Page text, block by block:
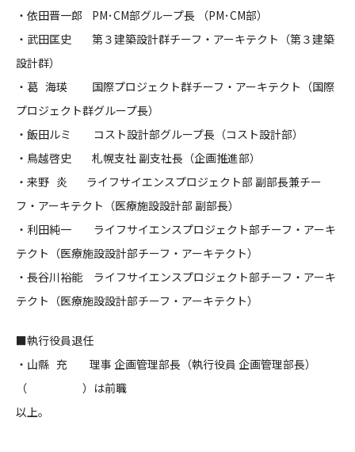
・依田晋一郎 PM･CM部グループ長 （PM･CM部）
・武田匡史 第３建築設計群チーフ・アーキテクト（第３建築
設計群）
・葛 海瑛 国際プロジェクト群チーフ・アーキテクト（国際
プロジェクト群グループ長）
・飯田ルミ コスト設計部グループ長（コスト設計部）
・鳥越啓史 札幌支社 副支社長（企画推進部）
・来野 炎 ライフサイエンスプロジェクト部 副部長兼チー
フ・アーキテクト（医療施設設計部 副部長）
・利田純一 ライフサイエンスプロジェクト部チーフ・アーキ
テクト（医療施設設計部チーフ・アーキテクト）
・長谷川裕能 ライフサイエンスプロジェクト部チーフ・アーキ
テクト（医療施設設計部チーフ・アーキテクト）
■執行役員退任
・山縣 充 理事 企画管理部長（執行役員 企画管理部長）
（ ）は前職
以上。